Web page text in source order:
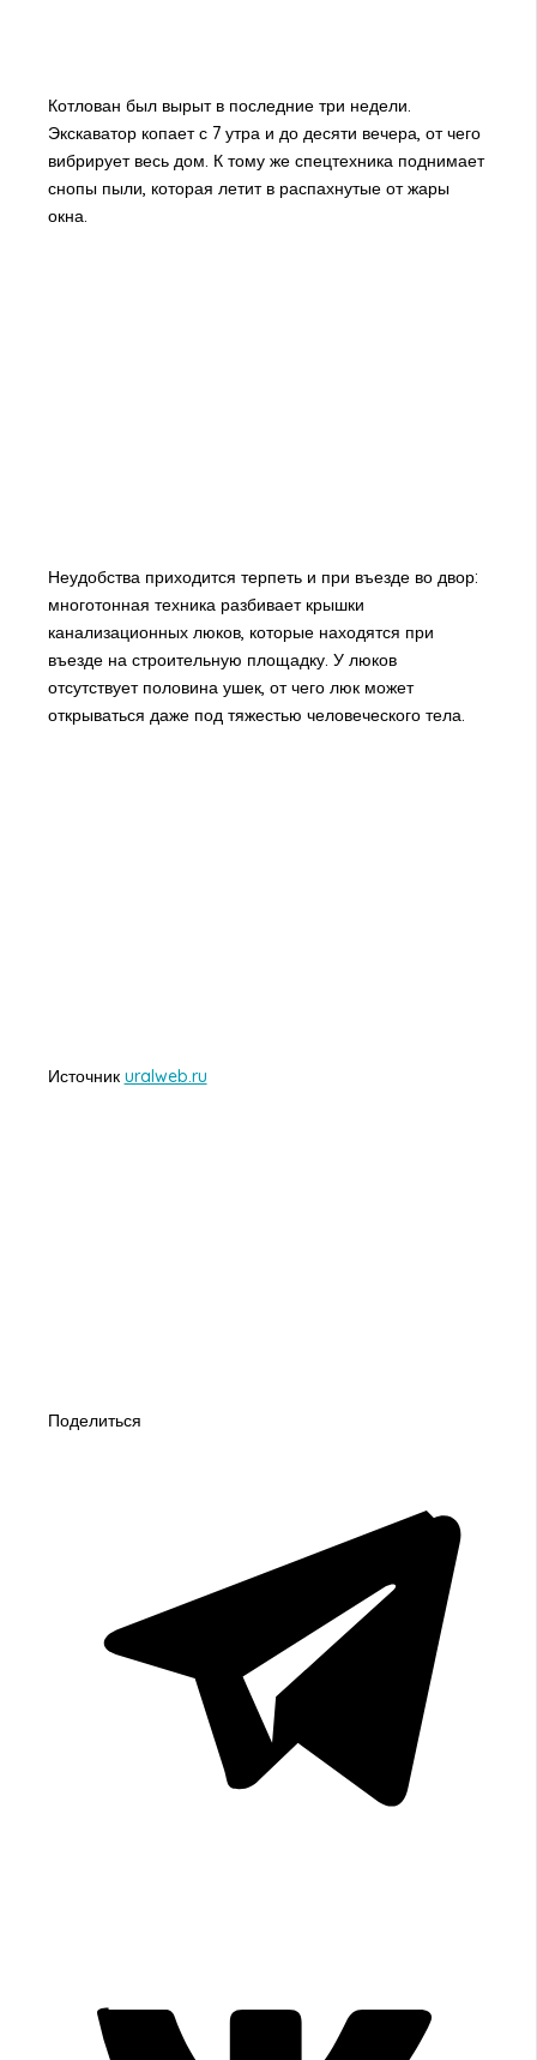
Котлован был вырыт в последние три недели.
Экскаватор копает с 7 утра и до десяти вечера, от чего
вибрирует весь дом. К тому же спецтехника поднимает
снопы пыли, которая летит в распахнутые от жары
окна.
Неудобства приходится терпеть и при въезде во двор:
многотонная техника разбивает крышки
канализационных люков, которые находятся при
въезде на строительную площадку. У люков
отсутствует половина ушек, от чего люк может
открываться даже под тяжестью человеческого тела.
Источник uralweb.ru
Поделиться